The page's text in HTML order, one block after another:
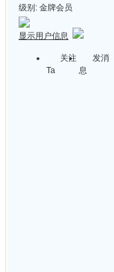
级别: 金牌会员
显示用户信息
关注
Ta
发消
息